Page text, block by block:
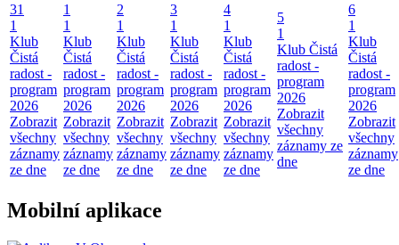
31
1
Klub
Čistá
radost -
program
2026
Zobrazit
všechny
záznamy
ze dne
1
1
Klub
Čistá
radost -
program
2026
Zobrazit
všechny
záznamy
ze dne
2
1
Klub
Čistá
radost -
program
2026
Zobrazit
všechny
záznamy
ze dne
3
1
Klub
Čistá
radost -
program
2026
Zobrazit
všechny
záznamy
ze dne
4
1
Klub
Čistá
radost -
program
2026
Zobrazit
všechny
záznamy
ze dne
5
1
Klub Čistá
radost -
program
2026
Zobrazit
všechny
záznamy ze
dne
6
1
Klub
Čistá
radost -
program
2026
Zobrazit
všechny
záznamy
ze dne
Mobilní aplikace